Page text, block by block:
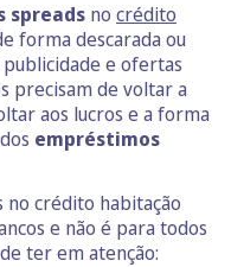
spreads no crédito
forma descarada ou
e ofertas
precisam de voltar a
aos lucros e a forma
empréstimos
no crédito habitação
e não é para todos
ter em atenção: